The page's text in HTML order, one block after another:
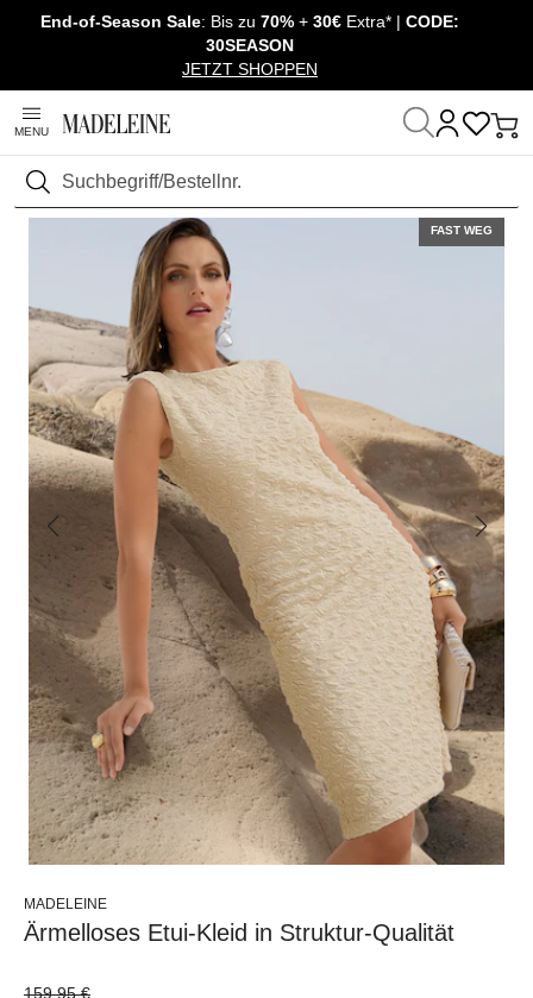
Überspringe Navigation, direkt zum Content
End-of-Season Sale: Bis zu 70% + 30€ Extra* | CODE:
30SEASON
JETZT SHOPPEN
MENU
Suchen
Startseite Mode Kleider
FAST WEG
MADELEINE
Ärmelloses Etui-Kleid in Struktur-Qualität
159,95 €